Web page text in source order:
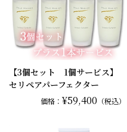
【3個セット 1個サービス】
セリペアパーフェクター
価格： ¥59,400 （税込）